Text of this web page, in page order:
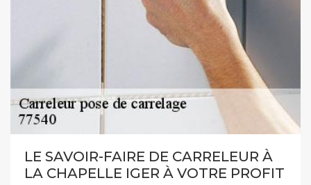
LE SAVOIR-FAIRE DE CARRELEUR À
LA CHAPELLE IGER À VOTRE PROFIT